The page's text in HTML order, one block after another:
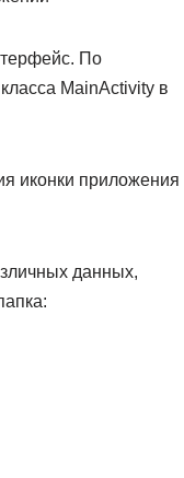
По
MainActivity в
иконки приложения
данных,